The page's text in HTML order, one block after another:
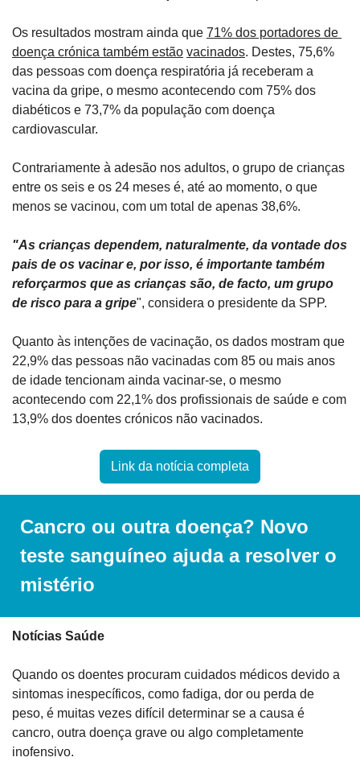
Os resultados mostram ainda que 71% dos portadores de
doença crónica também estão vacinados. Destes, 75,6%
das pessoas com doença respiratória já receberam a
vacina da gripe, o mesmo acontecendo com 75% dos
diabéticos e 73,7% da população com doença
cardiovascular.
Contrariamente à adesão nos adultos, o grupo de crianças
entre os seis e os 24 meses é, até ao momento, o que
menos se vacinou, com um total de apenas 38,6%.
"As crianças dependem, naturalmente, da vontade dos
pais de os vacinar e, por isso, é importante também
reforçarmos que as crianças são, de facto, um grupo
de risco para a gripe", considera o presidente da SPP.
Quanto às intenções de vacinação, os dados mostram que
22,9% das pessoas não vacinadas com 85 ou mais anos
de idade tencionam ainda vacinar-se, o mesmo
acontecendo com 22,1% dos profissionais de saúde e com
13,9% dos doentes crónicos não vacinados.
Link da notícia completa
Cancro ou outra doença? Novo
teste sanguíneo ajuda a resolver o
mistério
Notícias Saúde
Quando os doentes procuram cuidados médicos devido a
sintomas inespecíficos, como fadiga, dor ou perda de
peso, é muitas vezes difícil determinar se a causa é
cancro, outra doença grave ou algo completamente
inofensivo.